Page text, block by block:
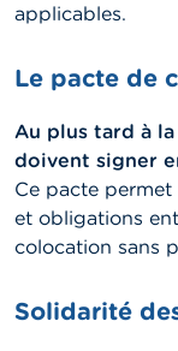
applicables.
Le pacte de
Au plus tard à
doivent signer
Ce pacte
et obligations
colocation sans
Solidarité